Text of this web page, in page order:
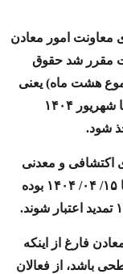
امور معادن
مقرر شد حقوق
هشت ماه) یعنی
چهار ماه پایان سال ۱۴۰۳ و چهار ماه خرداد تا شهریور ۱۴۰۴
شود.
اکتشافی و معدنی
که تاریخ انقضای آنها از مورخ ۲۰/ ۰۳/ ۱۴۰۴ تا ۱۵/ ۰۴/ ۱۴۰۴ بوده
فارغ از اینکه
باشد، از فعالان